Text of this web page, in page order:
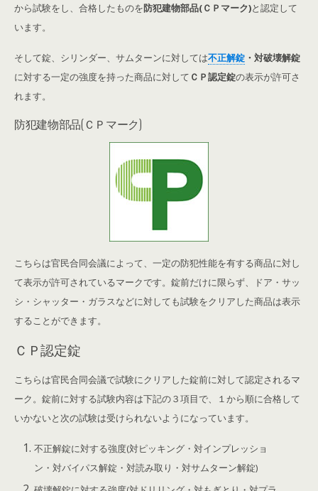
から試験をし、合格したものを防犯建物部品(ＣＰマーク)と認定して
います。
そして錠、シリンダー、サムターンに対しては不正解錠 ・対破壊解錠
に対する一定の強度を持った商品に対して ＣＰ認定錠の表示が許可さ
れます。
防犯建物部品(ＣＰマーク)
こちらは官民合同会議によって、一定の防犯性能を有する商品に対し
て表示が許可されているマークです。錠前だけに限らず、ドア・サッ
シ・シャッター・ガラスなどに対しても試験をクリアした商品は表示
することができます。
ＣＰ認定錠
こちらは官民合同会議で試験にクリアした錠前に対して認定されるマ
ーク。錠前に対する試験内容は下記の３項目で、１から順に合格して
いかないと次の試験は受けられないようになっています。
不正解錠に対する強度(対ピッキング・対インプレッショ
ン・対バイパス解錠・対読み取り・対サムターン解錠)